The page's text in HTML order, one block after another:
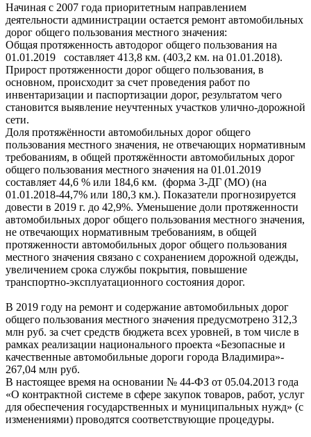
Начиная с 2007 года приоритетным направлением
деятельности администрации остается ремонт автомобильных
дорог общего пользования местного значения:
Общая протяженность автодорог общего пользования на
01.01.2019 составляет 413,8 км. (403,2 км. на 01.01.2018).
Прирост протяженности дорог общего пользования, в
основном, происходит за счет проведения работ по
инвентаризации и паспортизации дорог, результатом чего
становится выявление неучтенных участков улично-дорожной
сети.
Доля протяжённости автомобильных дорог общего
пользования местного значения, не отвечающих нормативным
требованиям, в общей протяжённости автомобильных дорог
общего пользования местного значения на 01.01.2019
составляет 44,6 % или 184,6 км. (форма 3-ДГ (МО) (на
01.01.2018-44,7% или 180,3 км.). Показатели прогнозируется
довести в 2019 г. до 42,9%. Уменьшение доли протяженности
автомобильных дорог общего пользования местного значения,
не отвечающих нормативным требованиям, в общей
протяженности автомобильных дорог общего пользования
местного значения связано с сохранением дорожной одежды,
увеличением срока службы покрытия, повышение
транспортно-эксплуатационного состояния дорог.
В 2019 году на ремонт и содержание автомобильных дорог
общего пользования местного значения предусмотрено 312,3
млн руб. за счет средств бюджета всех уровней, в том числе в
рамках реализации национального проекта «Безопасные и
качественные автомобильные дороги города Владимира»-
267,04 млн руб.
В настоящее время на основании № 44-ФЗ от 05.04.2013 года
«О контрактной системе в сфере закупок товаров, работ, услуг
для обеспечения государственных и муниципальных нужд» (с
изменениями) проводятся соответствующие процедуры.